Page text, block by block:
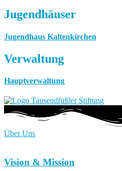
Jugendhäuser
Jugendhaus Kaltenkirchen
Verwaltung
Hauptverwaltung
Über Uns
Vision & Mission